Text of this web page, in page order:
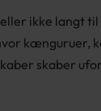
ikke langt
kænguruer,
skaber